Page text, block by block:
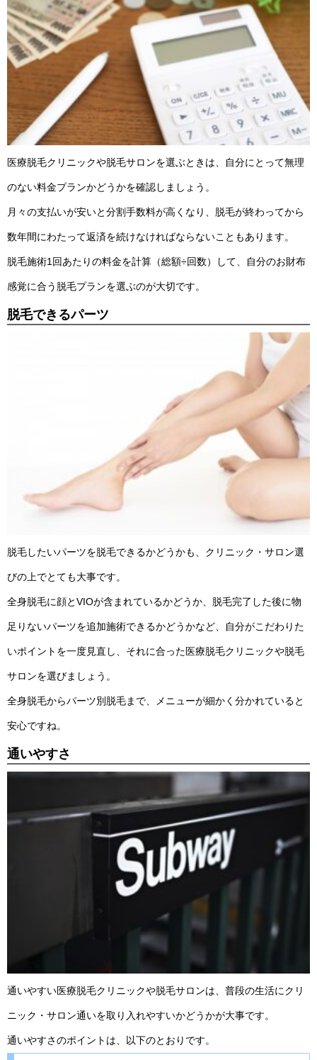
医療脱毛クリニックや脱毛サロンを選ぶときは、自分にとって無理
のない料金プランかどうかを確認しましょう。
月々の支払いが安いと分割手数料が高くなり、脱毛が終わってから
数年間にわたって返済を続けなければならないこともあります。
脱毛施術1回あたりの料金を計算（総額÷回数）して、自分のお財布
感覚に合う脱毛プランを選ぶのが大切です。
脱毛できるパーツ
脱毛したいパーツを脱毛できるかどうかも、クリニック・サロン選
びの上でとても大事です。
全身脱毛に顔とVIOが含まれているかどうか、脱毛完了した後に物
足りないパーツを追加施術できるかどうかなど、自分がこだわりた
いポイントを一度見直し、それに合った医療脱毛クリニックや脱毛
サロンを選びましょう。
全身脱毛からパーツ別脱毛まで、メニューが細かく分かれていると
安心ですね。
通いやすさ
通いやすい医療脱毛クリニックや脱毛サロンは、普段の生活にクリ
ニック・サロン通いを取り入れやすいかどうかが大事です。
通いやすさのポイントは、以下のとおりです。